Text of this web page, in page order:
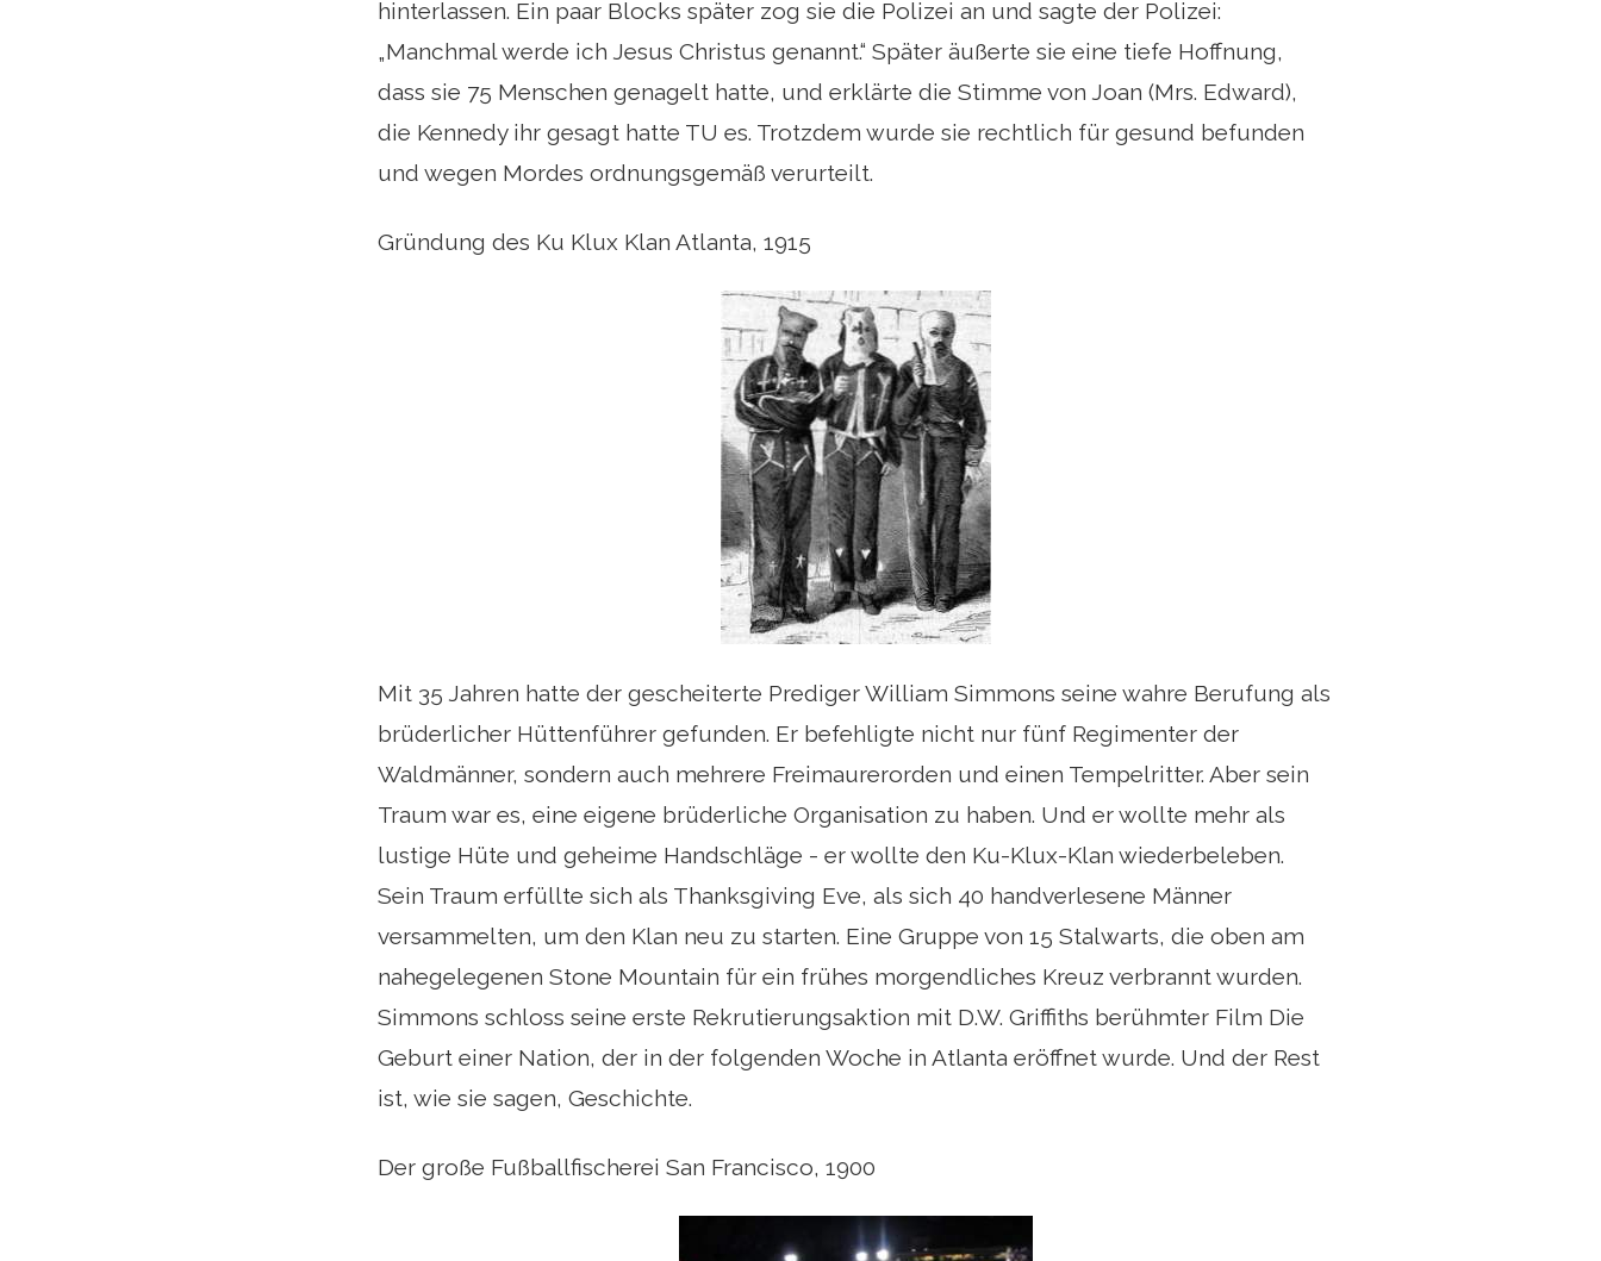
hinterlassen. Ein paar Blocks später zog sie die Polizei an und sagte der Polizei:
„Manchmal werde ich Jesus Christus genannt.“ Später äußerte sie eine tiefe Hoffnung,
dass sie 75 Menschen genagelt hatte, und erklärte die Stimme von Joan (Mrs. Edward),
die Kennedy ihr gesagt hatte TU es. Trotzdem wurde sie rechtlich für gesund befunden
und wegen Mordes ordnungsgemäß verurteilt.
Gründung des Ku Klux Klan Atlanta, 1915
Mit 35 Jahren hatte der gescheiterte Prediger William Simmons seine wahre Berufung als
brüderlicher Hüttenführer gefunden. Er befehligte nicht nur fünf Regimenter der
Waldmänner, sondern auch mehrere Freimaurerorden und einen Tempelritter. Aber sein
Traum war es, eine eigene brüderliche Organisation zu haben. Und er wollte mehr als
lustige Hüte und geheime Handschläge - er wollte den Ku-Klux-Klan wiederbeleben.
Sein Traum erfüllte sich als Thanksgiving Eve, als sich 40 handverlesene Männer
versammelten, um den Klan neu zu starten. Eine Gruppe von 15 Stalwarts, die oben am
nahegelegenen Stone Mountain für ein frühes morgendliches Kreuz verbrannt wurden.
Simmons schloss seine erste Rekrutierungsaktion mit D.W. Griffiths berühmter Film Die
Geburt einer Nation, der in der folgenden Woche in Atlanta eröffnet wurde. Und der Rest
ist, wie sie sagen, Geschichte.
Der große Fußballfischerei San Francisco, 1900